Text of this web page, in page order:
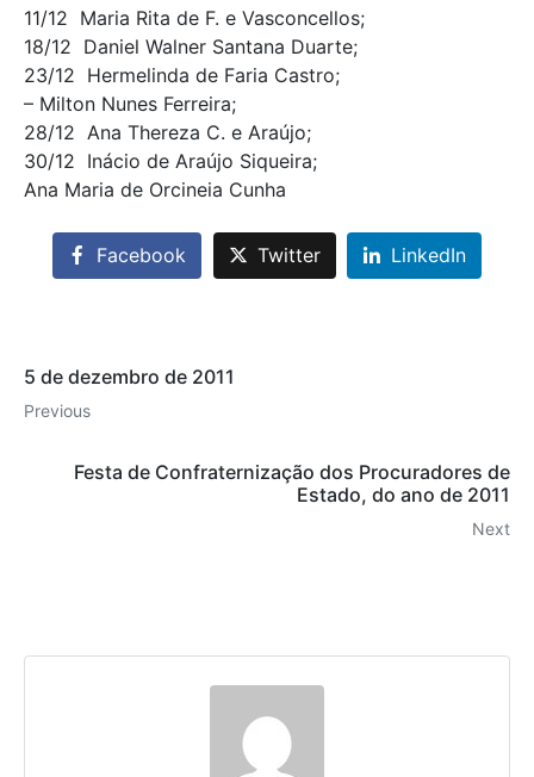
11/12  Maria Rita de F. e Vasconcellos;
18/12  Daniel Walner Santana Duarte;
23/12  Hermelinda de Faria Castro;
– Milton Nunes Ferreira;
28/12  Ana Thereza C. e Araújo;
30/12  Inácio de Araújo Siqueira;
Ana Maria de Orcineia Cunha
Facebook Twitter LinkedIn
5 de dezembro de 2011
Previous
Festa de Confraternização dos Procuradores de
Estado, do ano de 2011
Next